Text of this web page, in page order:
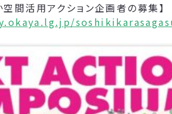
間活用アクション企画者の募集】